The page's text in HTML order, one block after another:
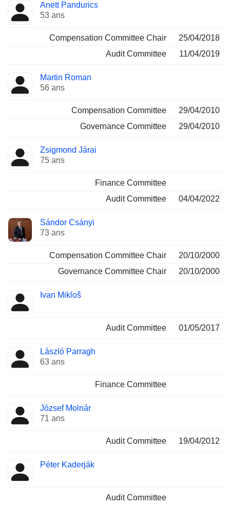
Anett Pandurics
53 ans
Compensation Committee Chair
25/04/2018
Audit Committee
11/04/2019
Martin Roman
56 ans
Compensation Committee
29/04/2010
Governance Committee
29/04/2010
Zsigmond Járai
75 ans
Finance Committee
Audit Committee
04/04/2022
Sándor Csányi
73 ans
Compensation Committee Chair
20/10/2000
Governance Committee Chair
20/10/2000
Ivan Mikloš
Audit Committee 01/05/2017
László Parragh
63 ans
Finance Committee
József Molnár
71 ans
Audit Committee 19/04/2012
Péter Kaderják
Audit Committee